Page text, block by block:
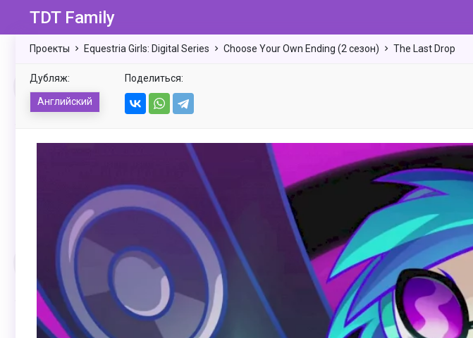
TDT Family
Проекты Equestria Girls: Digital Series Choose Your Own Ending (2 сезон) The Last Drop
Дубляж:
Английский
Поделиться: